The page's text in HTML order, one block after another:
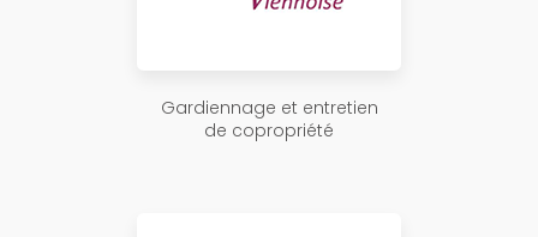
Gardiennage et entretien
de copropriété